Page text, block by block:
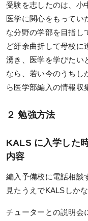
視聴開始スケジュール
海外在住の方
受講サポート
自習室
質問システム
チュートリアル特別
各種テスト
受験を志したのは、小
医学に関心をもってい
な分野の学部を目指し
ど紆余曲折して母校に
湧き、医学を学びたい
なら、若い今のうちし
ら医学部編入の情報収
２ 勉強方法
KALS に入学した
内容
編入予備校に電話相談
見たうえでKALSしか
チューターとの説明会